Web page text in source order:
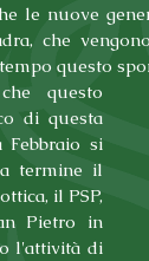
le nuove
che
questo
questo
di questa
Febbraio si
termine il
il PSP,
Pietro in
l'attività di